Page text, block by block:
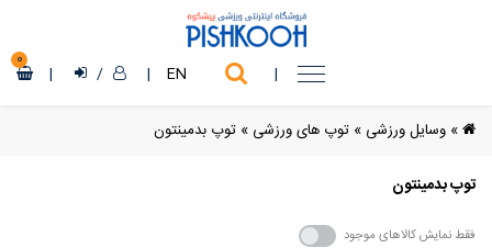
|
EN
|
/
|
0
» وسایل ورزشی » توپ های ورزشی » توپ بدمینتون
توپ بدمینتون
فقط نمایش کالاهای موجود